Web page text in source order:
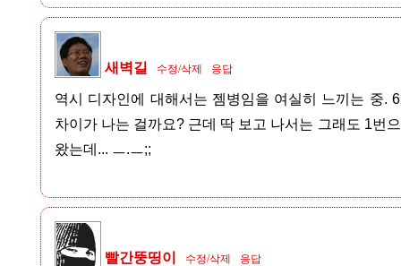
새벽길 수정/삭제 응답
역시 디자인에 대해서는 젬병임을 여실히 느끼는 중.
차이가 나는 걸까요? 근데 딱 보고 나서는 그래도 1번
왔는데... ㅡ.ㅡ;;
빨간뚱띵이 수정/삭제 응답